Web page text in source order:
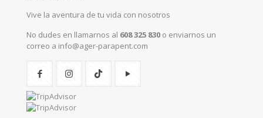
Vive la aventura de tu vida con nosotros
No dudes en llamarnos al 608 325 830 o enviarnos un
correo a info@ager-parapent.com